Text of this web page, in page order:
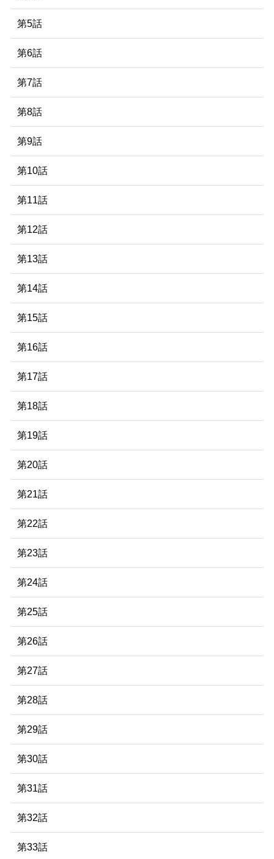
第5話
第6話
第7話
第8話
第9話
第10話
第11話
第12話
第13話
第14話
第15話
第16話
第17話
第18話
第19話
第20話
第21話
第22話
第23話
第24話
第25話
第26話
第27話
第28話
第29話
第30話
第31話
第32話
第33話